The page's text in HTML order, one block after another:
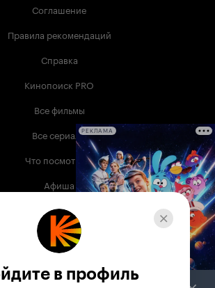
Соглашение
Правила рекомендаций
Справка
Кинопоиск PRO
Все фильмы
Все сериалы
Что посмотреть
Афиша
Музыка
Телепрограмма
Служба поддержки
РЕКЛАМА
в профиль